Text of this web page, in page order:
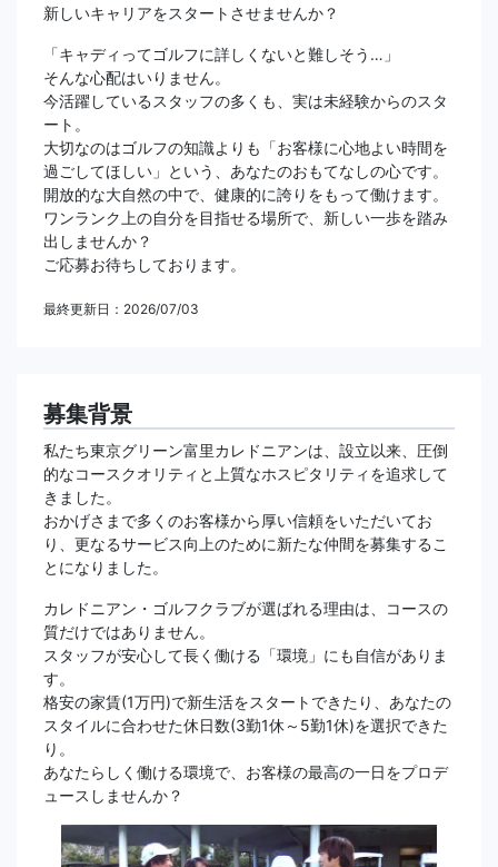
新しいキャリアをスタートさせませんか？
「キャディってゴルフに詳しくないと難しそう…」
そんな心配はいりません。
今活躍しているスタッフの多くも、実は未経験からのスタ
ート。
大切なのはゴルフの知識よりも「お客様に心地よい時間を
過ごしてほしい」という、あなたのおもてなしの心です。
開放的な大自然の中で、健康的に誇りをもって働けます。
ワンランク上の自分を目指せる場所で、新しい一歩を踏み
出しませんか？
ご応募お待ちしております。
最終更新日：2026/07/03
募集背景
私たち東京グリーン富里カレドニアンは、設立以来、圧倒
的なコースクオリティと上質なホスピタリティを追求して
きました。
おかげさまで多くのお客様から厚い信頼をいただいてお
り、更なるサービス向上のために新たな仲間を募集するこ
とになりました。
カレドニアン・ゴルフクラブが選ばれる理由は、コースの
質だけではありません。
スタッフが安心して長く働ける「環境」にも自信がありま
す。
格安の家賃(1万円)で新生活をスタートできたり、あなたの
スタイルに合わせた休日数(3勤1休～5勤1休)を選択できた
り。
あなたらしく働ける環境で、お客様の最高の一日をプロデ
ュースしませんか？